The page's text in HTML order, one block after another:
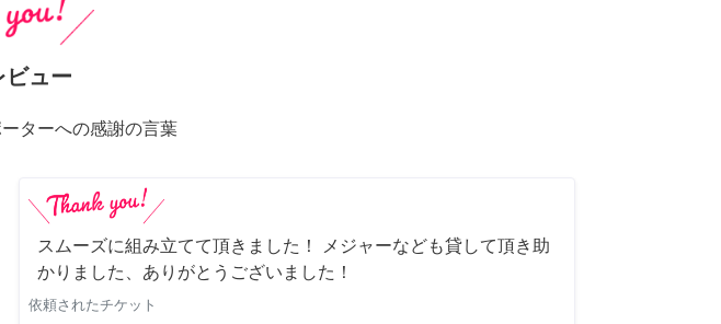
ビュー
ターへの感謝の言葉
スムーズに組み立てて頂きました！ メジャーなども貸して頂き助
かりました、ありがとうございました！
依頼されたチケット